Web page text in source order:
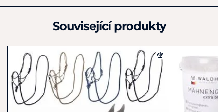
Oude Middenweg 81
+49 (0)216165950
Info@hvequestrian.com
Související produkty